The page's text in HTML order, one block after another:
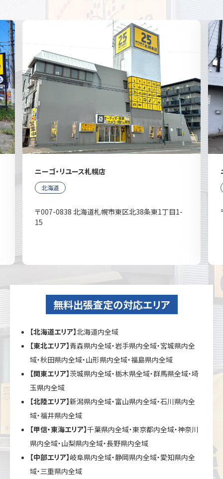
ニーゴ・リユース札幌店
北海道
〒007-0838 北海道札幌市東区北38条東1丁目1-
15
無料出張査定の対応エリア
【北海道エリア】北海道内全域
【東北エリア】青森県内全域・岩手県内全域・宮城県内全
域・秋田県内全域・山形県内全域・福島県内全域
【関東エリア】茨城県内全域・栃木県全域・群馬県全域・埼
玉県内全域
【北陸エリア】新潟県内全域・富山県内全域・石川県内全
域・福井県内全域
【甲信・東海エリア】千葉県内全域・東京都内全域・神奈川
県内全域・山梨県内全域・長野県内全域
【中部エリア】岐阜県内全域・静岡県内全域・愛知県内全
域・三重県内全域